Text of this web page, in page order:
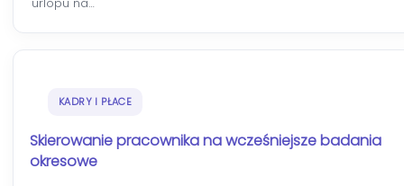
KADRY I PŁACE
Skierowanie pracownika na wcześniejsze badania
okresowe